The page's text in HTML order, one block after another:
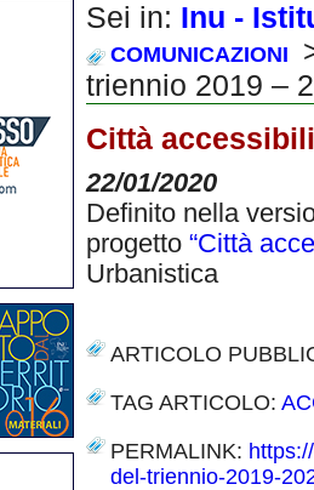
Sei in: Inu -
COMUNICAZIONI
triennio 2019 –
Città
22/01/2020
Definito nella
progetto “Città
Urbanistica
ARTICOLO
TAG ARTICOLO:
PERMALINK:
del-triennio-2019-